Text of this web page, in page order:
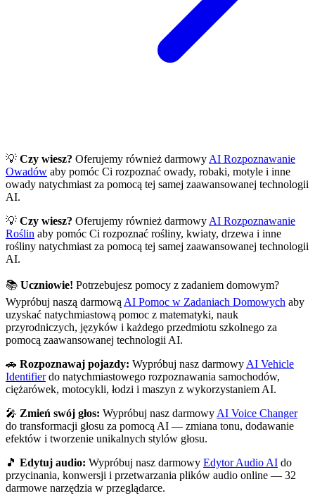
💡 Czy wiesz? Oferujemy również darmowy AI Rozpoznawanie
Owadów aby pomóc Ci rozpoznać owady, robaki, motyle i inne
owady natychmiast za pomocą tej samej zaawansowanej technologii
AI.
💡 Czy wiesz? Oferujemy również darmowy AI Rozpoznawanie
Roślin aby pomóc Ci rozpoznać rośliny, kwiaty, drzewa i inne
rośliny natychmiast za pomocą tej samej zaawansowanej technologii
AI.
📚 Uczniowie! Potrzebujesz pomocy z zadaniem domowym?
Wypróbuj naszą darmową AI Pomoc w Zadaniach Domowych aby
uzyskać natychmiastową pomoc z matematyki, nauk
przyrodniczych, języków i każdego przedmiotu szkolnego za
pomocą zaawansowanej technologii AI.
🚗 Rozpoznawaj pojazdy: Wypróbuj nasz darmowy AI Vehicle
Identifier do natychmiastowego rozpoznawania samochodów,
ciężarówek, motocykli, łodzi i maszyn z wykorzystaniem AI.
🎤 Zmień swój głos: Wypróbuj nasz darmowy AI Voice Changer
do transformacji głosu za pomocą AI — zmiana tonu, dodawanie
efektów i tworzenie unikalnych stylów głosu.
🎵 Edytuj audio: Wypróbuj nasz darmowy Edytor Audio AI do
przycinania, konwersji i przetwarzania plików audio online — 32
darmowe narzędzia w przeglądarce.